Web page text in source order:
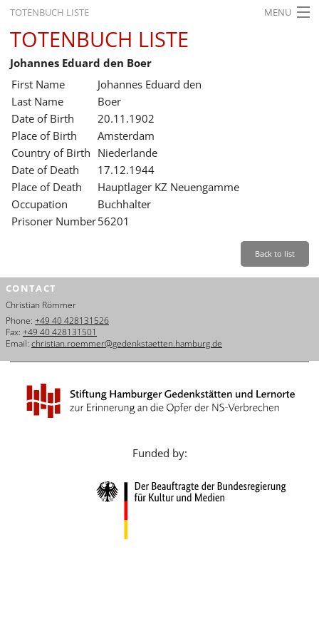
TOTENBUCH LISTE MENU
STARTSEITE
AUSSTELLUNGEN
GESCHICHTE
BILDUNG
FORSCHUNG
SERVICE
Leichte Sprache Back
Dansk
Español
Italiano
Nederlands
Português
TOTENBUCH LISTE
Johannes Eduard den Boer
First Name
Johannes Eduard den
Last Name
Boer
Date of Birth
20.11.1902
Place of Birth
Amsterdam
Country of Birth Niederlande
Date of Death
17.12.1944
Place of Death
Hauptlager KZ Neuengamme
Occupation
Buchhalter
Prisoner Number56201
Back to list
CONTACT
Christian Römmer
Phone: +49 40 428131526
Fax: +49 40 428131501
Email: christian.roemmer@gedenkstaetten.hamburg.de
Funded by: